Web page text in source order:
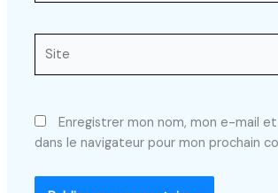
Enregistrer mon nom, mon e-mail
dans le navigateur pour mon prochain